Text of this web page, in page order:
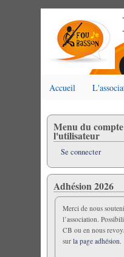
Accueil
Menu du
l'utilisateur
Se connecter
Adhésion 2026
Merci de nous
l’association.
CB ou en nous
surla page adhésion.